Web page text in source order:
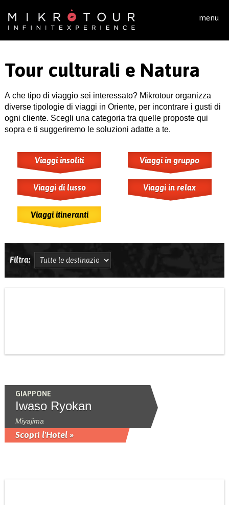
menu
Tour culturali e Natura
A che tipo di viaggio sei interessato? Mikrotour organizza
diverse tipologie di viaggi in Oriente, per incontrare i gusti di
ogni cliente. Scegli una categoria tra quelle proposte qui
sopra e ti suggeriremo le soluzioni adatte a te.
Viaggi insoliti Viaggi in gruppo
Viaggi di lusso Viaggi in relax
Viaggi itineranti
Filtra:
GIAPPONE
Iwaso Ryokan
Miyajima
Scopri l'Hotel »